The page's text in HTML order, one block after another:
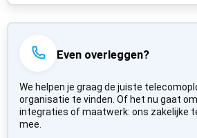
Even overleggen?
We helpen je graag de juiste
organisatie te vinden. Of het nu gaat
integraties of maatwerk: ons zakelijke
mee.